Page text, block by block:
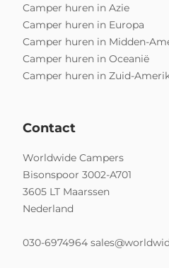
Camper huren in Azie
Camper huren in Europa
Camper huren in Midden-
Camper huren in Oceanië
Camper huren in Zuid-
Contact
Worldwide Campers
Bisonspoor 3002-A701
3605 LT Maarssen
Nederland
030-6974964